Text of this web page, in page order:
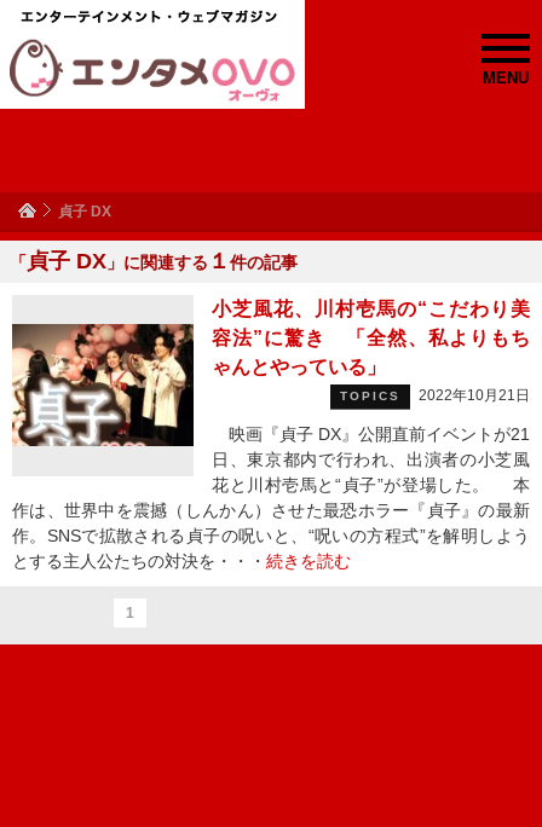
MENU
貞子 DX
「 貞子 DX 」に関連する １ 件の記事
小芝風花、川村壱馬の“こだわり美
容法”に驚き 「全然、私よりもち
ゃんとやっている」
TOPICS 2022年10月21日
映画『貞子 DX』公開直前イベントが21
日、東京都内で行われ、出演者の小芝風
花と川村壱馬と“貞子”が登場した。 本
作は、世界中を震撼（しんかん）させた最恐ホラー『貞子』の最新
作。SNSで拡散される貞子の呪いと、“呪いの方程式”を解明しよう
とする主人公たちの対決を・・・ 続きを読む
1